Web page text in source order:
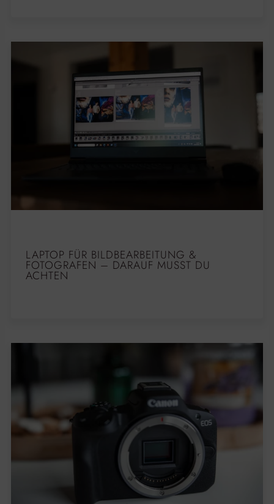
LAPTOP FÜR BILDBEARBEITUNG &
FOTOGRAFEN – DARAUF MUSST DU
ACHTEN